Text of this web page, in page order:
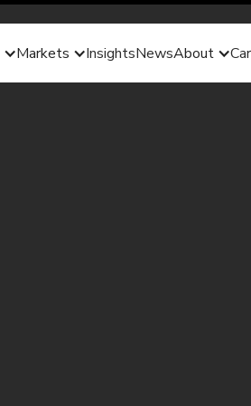
Markets InsightsNewsAbout